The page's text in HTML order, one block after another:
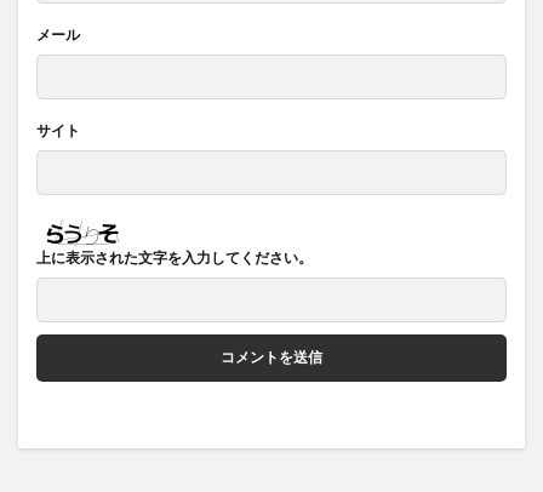
メール
サイト
上に表示された文字を入力してください。